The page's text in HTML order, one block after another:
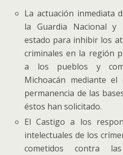
La actuación inmediata
la Guardia Nacional y
estado para inhibir los
criminales en la región
a los pueblos y
Michoacán mediante
permanencia de las
éstos han solicitado.
El Castigo a los
intelectuales de los
cometidos contra